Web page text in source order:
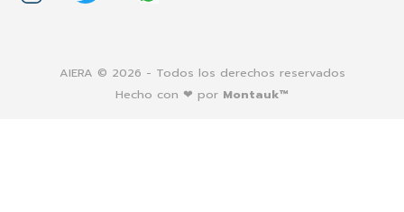
AIERA © 2026 - Todos los derechos reservados
Hecho con ❤ por Montauk™